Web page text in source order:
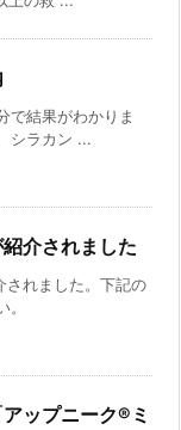
で結果がわかりま
シラカン ...
介されました
されました。下記の
ップニーク®ミ